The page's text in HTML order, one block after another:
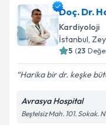
Doç. Dr.
Kardiyoloji
İstanbul,
5 (23
Harika bir dr. keşke
Avrasya Hospital
Beştelsiz Mah. 101. Sokak.